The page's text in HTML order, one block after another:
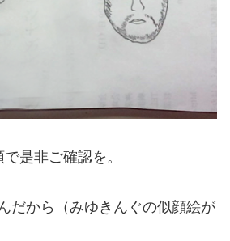
で是非ご確認を。
だから（みゆきんぐの似顔絵が